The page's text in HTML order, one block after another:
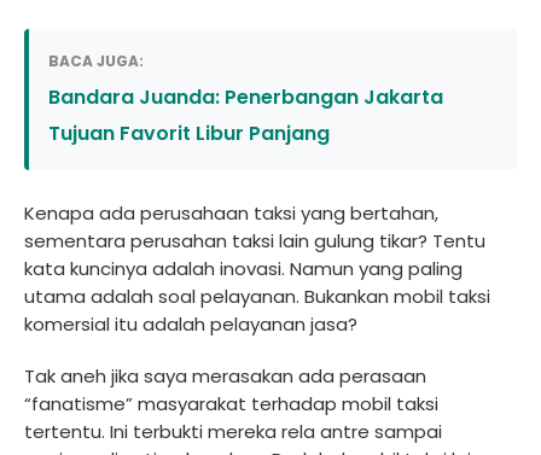
BACA JUGA:
Bandara Juanda: Penerbangan Jakarta
Tujuan Favorit Libur Panjang
Kenapa ada perusahaan taksi yang bertahan,
sementara perusahan taksi lain gulung tikar? Tentu
kata kuncinya adalah inovasi. Namun yang paling
utama adalah soal pelayanan. Bukankan mobil taksi
komersial itu adalah pelayanan jasa?
Tak aneh jika saya merasakan ada perasaan
“fanatisme” masyarakat terhadap mobil taksi
tertentu. Ini terbukti mereka rela antre sampai